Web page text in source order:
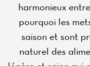
harmonieux
pourquoi les
saison et sont
naturel des